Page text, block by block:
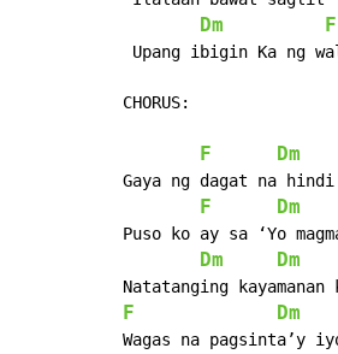
Dm F
Upang ibigin Ka ng
CHORUS:
F Dm
Gaya ng dagat na
F Dm
Puso ko ay sa ‘Yo
Dm Dm
F Dm
Wagas na pagsinta’y